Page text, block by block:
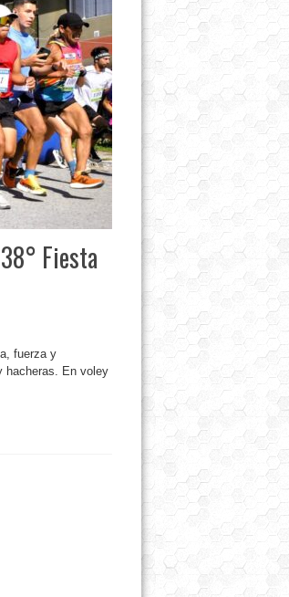
Fiesta
fuerza y
hacheras. En voley